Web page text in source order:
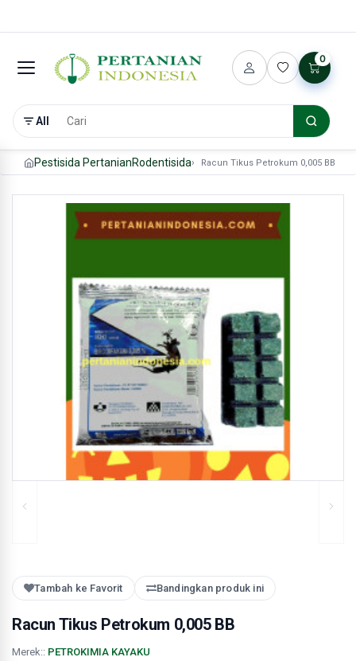
All
0
Pestisida PertanianRodentisida Racun Tikus Petrokum 0,005 BB
Tambah ke Favorit Bandingkan produk ini
Racun Tikus Petrokum 0,005 BB
Merek:: PETROKIMIA KAYAKU